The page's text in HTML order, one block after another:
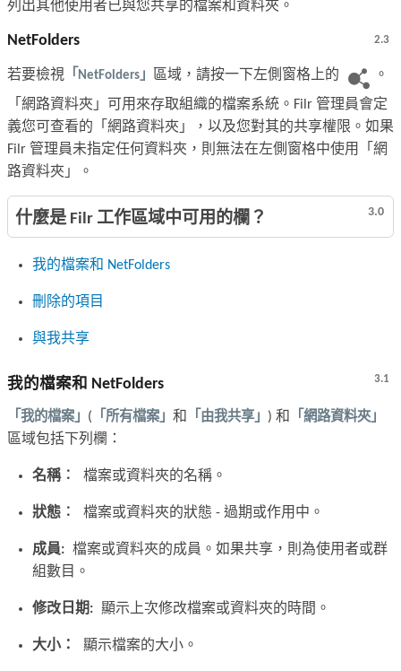
列出其他使用者已與您共享的檔案和資料夾。
2.3
NetFolders
若要檢視 「NetFolders」 區域，請按一下左側窗格上的 。
「網路資料夾」可用來存取組織的檔案系統。Filr 管理員會定
義您可查看的「網路資料夾」，以及您對其的共享權限。如果
Filr 管理員未指定任何資料夾，則無法在左側窗格中使用「網
路資料夾」。
3.0
什麼是 Filr 工作區域中可用的欄？
我的檔案和 NetFolders
刪除的項目
與我共享
3.1
我的檔案和 NetFolders
「我的檔案」 ( 「所有檔案」 和 「由我共享」 ) 和
「網路資料夾」
區域包括下列欄：
名稱︰ 檔案或資料夾的名稱。
狀態︰ 檔案或資料夾的狀態 - 過期或作用中。
成員: 檔案或資料夾的成員。如果共享，則為使用者或群
組數目。
修改日期: 顯示上次修改檔案或資料夾的時間。
大小： 顯示檔案的大小。